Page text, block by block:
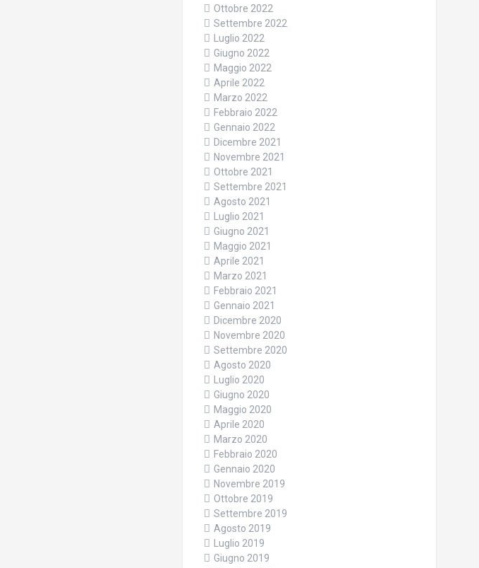
Ottobre 2022
Settembre 2022
Luglio 2022
Giugno 2022
Maggio 2022
Aprile 2022
Marzo 2022
Febbraio 2022
Gennaio 2022
Dicembre 2021
Novembre 2021
Ottobre 2021
Settembre 2021
Agosto 2021
Luglio 2021
Giugno 2021
Maggio 2021
Aprile 2021
Marzo 2021
Febbraio 2021
Gennaio 2021
Dicembre 2020
Novembre 2020
Settembre 2020
Agosto 2020
Luglio 2020
Giugno 2020
Maggio 2020
Aprile 2020
Marzo 2020
Febbraio 2020
Gennaio 2020
Novembre 2019
Ottobre 2019
Settembre 2019
Agosto 2019
Luglio 2019
Giugno 2019